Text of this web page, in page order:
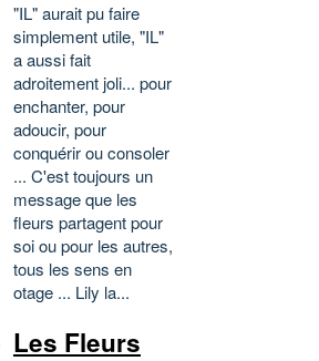
"IL" aurait pu faire
simplement utile, "IL"
a aussi fait
adroitement joli... pour
enchanter, pour
adoucir, pour
conquérir ou consoler
... C'est toujours un
message que les
fleurs partagent pour
soi ou pour les autres,
tous les sens en
otage ... Lily la...
Les Fleurs